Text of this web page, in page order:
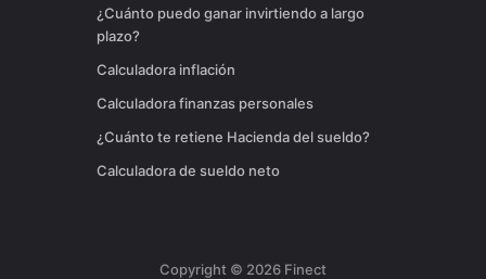
¿Cuánto puedo ganar invirtiendo a largo
plazo?
Calculadora inflación
Calculadora finanzas personales
¿Cuánto te retiene Hacienda del sueldo?
Calculadora de sueldo neto
Copyright © 2026 Finect